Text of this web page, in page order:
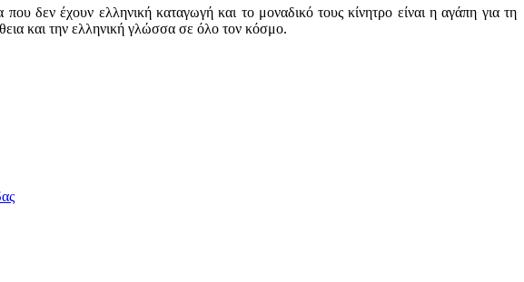
δεν έχουν ελληνική καταγωγή και το μοναδικό τους κίνητρο είναι η αγάπη για τη
και την ελληνική γλώσσα σε όλο τον κόσμο.